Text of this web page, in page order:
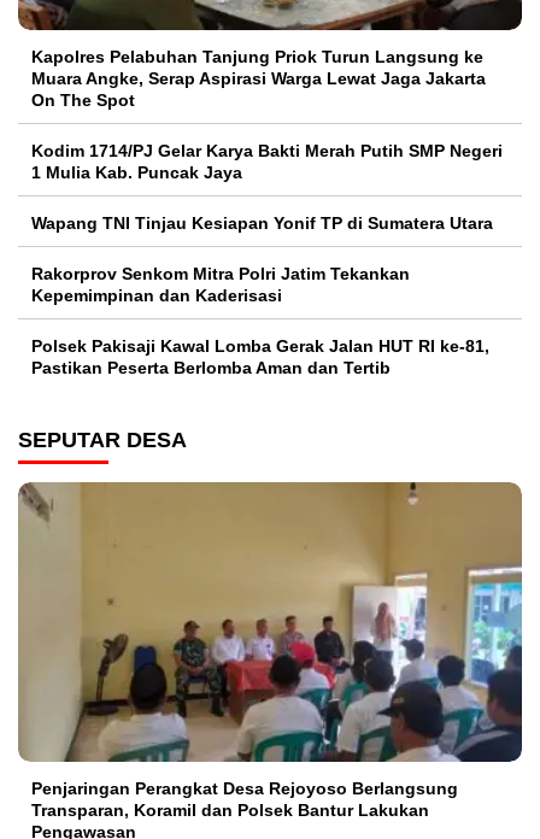
Kapolres Pelabuhan Tanjung Priok Turun Langsung ke
Muara Angke, Serap Aspirasi Warga Lewat Jaga Jakarta
On The Spot
Kodim 1714/PJ Gelar Karya Bakti Merah Putih SMP Negeri
1 Mulia Kab. Puncak Jaya
Wapang TNI Tinjau Kesiapan Yonif TP di Sumatera Utara
Rakorprov Senkom Mitra Polri Jatim Tekankan
Kepemimpinan dan Kaderisasi
Polsek Pakisaji Kawal Lomba Gerak Jalan HUT RI ke-81,
Pastikan Peserta Berlomba Aman dan Tertib
SEPUTAR DESA
Penjaringan Perangkat Desa Rejoyoso Berlangsung
Transparan, Koramil dan Polsek Bantur Lakukan
Pengawasan